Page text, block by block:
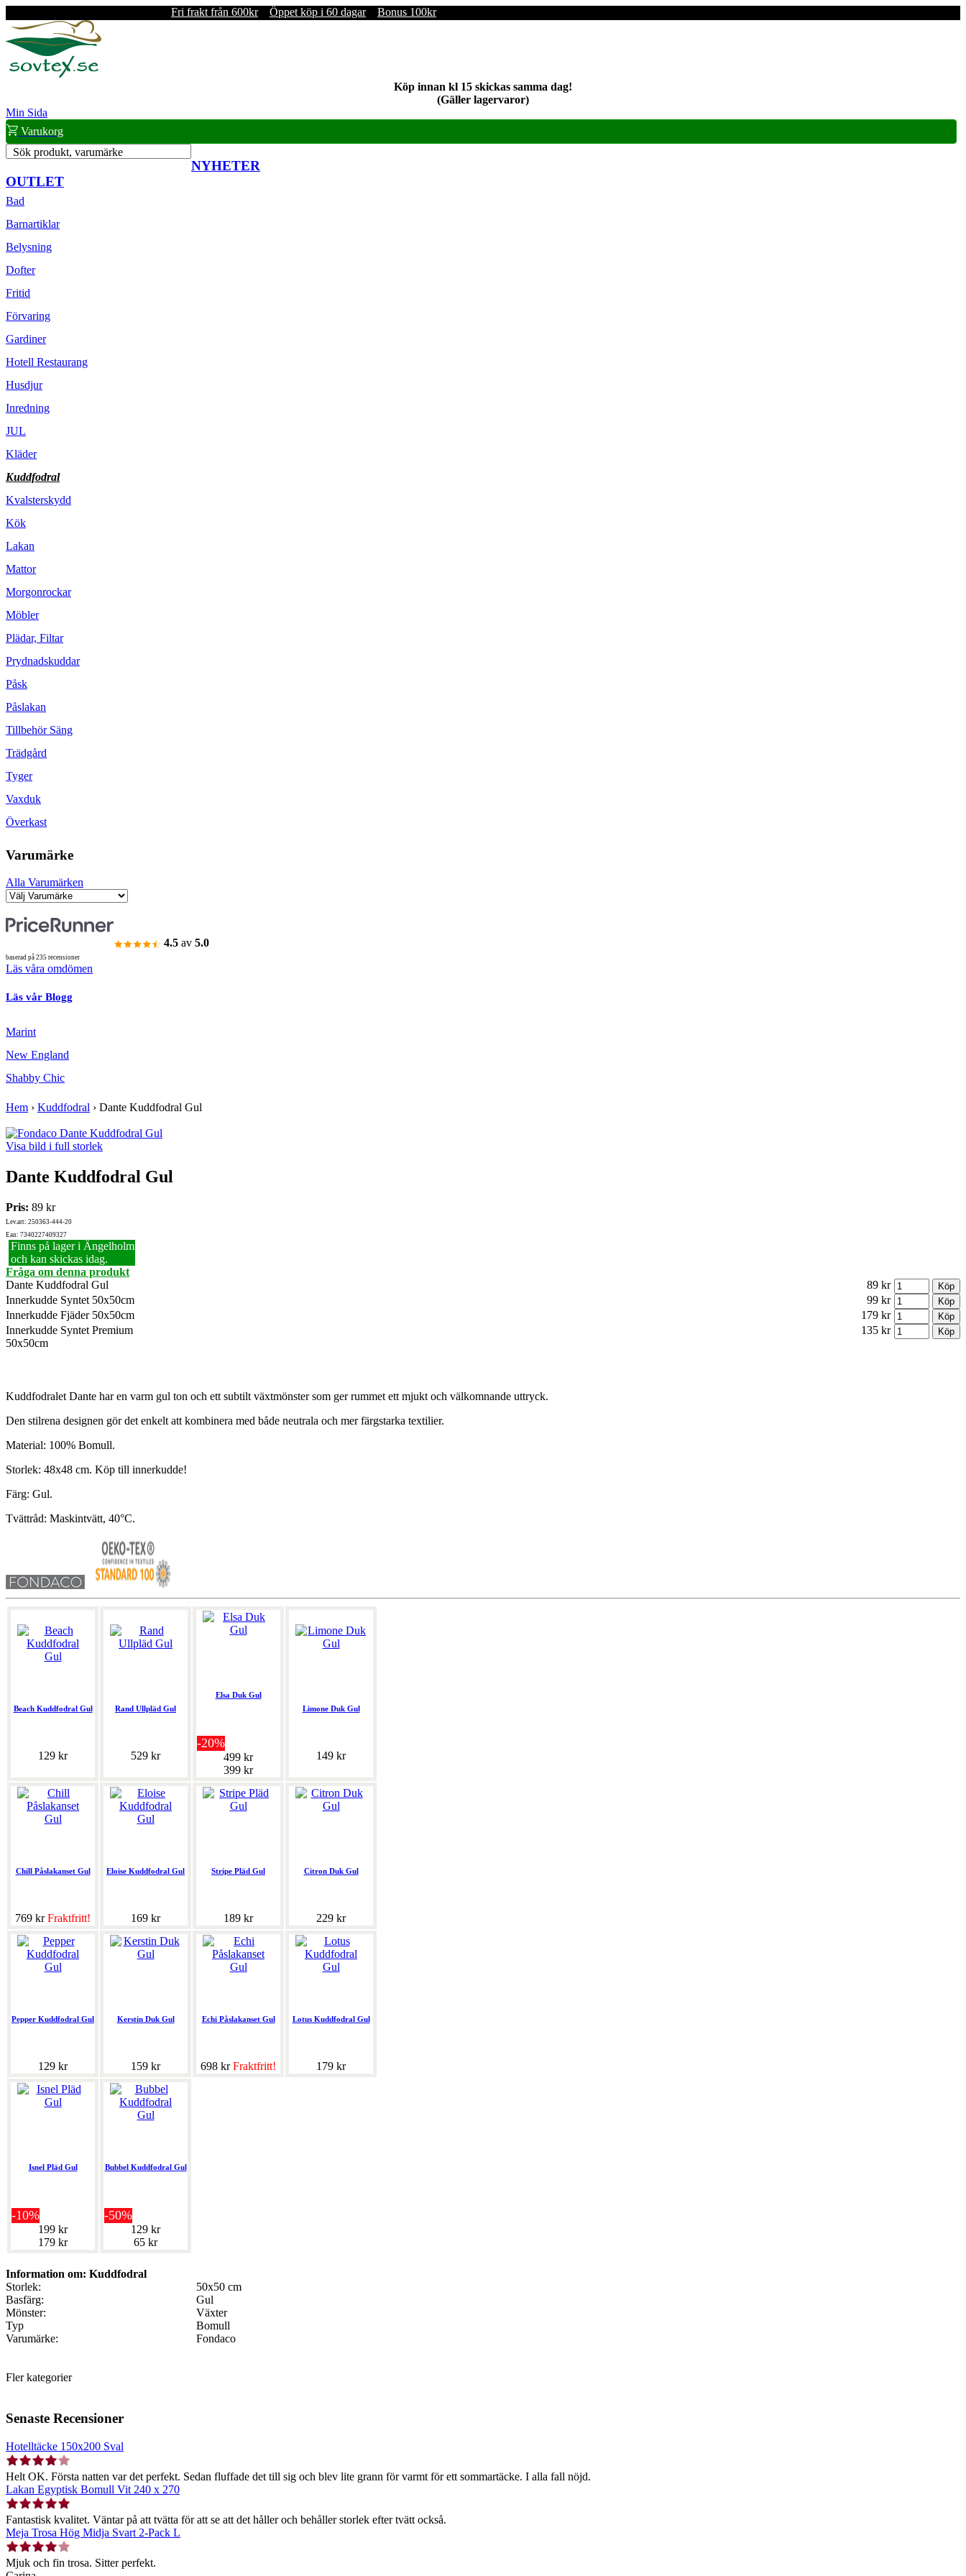
Fri frakt från 600kr Öppet köp i 60 dagar Bonus 100kr
Köp innan kl 15 skickas samma dag!
(Gäller lagervaror)
Min Sida
Varukorg
Sök produkt, varumärke
NYHETER
OUTLET
Bad
Barnartiklar
Belysning
Dofter
Fritid
Förvaring
Gardiner
Hotell Restaurang
Husdjur
Inredning
JUL
Kläder
Kuddfodral
Kvalsterskydd
Kök
Lakan
Mattor
Morgonrockar
Möbler
Plädar, Filtar
Prydnadskuddar
Påsk
Påslakan
Tillbehör Säng
Trädgård
Tyger
Vaxduk
Överkast
Varumärke
Alla Varumärken
4.5 av 5.0
baserad på 235 recensioner
Läs våra omdömen
Läs vår Blogg
Marint
New England
Shabby Chic
Hem › Kuddfodral › Dante Kuddfodral Gul
Visa bild i full storlek
Dante Kuddfodral Gul
Pris: 89 kr
Lev.art: 250363-444-20
Ean: 7340227409327
Finns på lager i Ängelholm
och kan skickas idag.
Fråga om denna produkt
Dante Kuddfodral Gul
89 kr
Innerkudde Syntet 50x50cm
99 kr
Innerkudde Fjäder 50x50cm
179 kr
Innerkudde Syntet Premium
50x50cm
135 kr
Kuddfodralet Dante har en varm gul ton och ett subtilt växtmönster som ger rummet ett mjukt och välkomnande uttryck.
Den stilrena designen gör det enkelt att kombinera med både neutrala och mer färgstarka textilier.
Material: 100% Bomull.
Storlek: 48x48 cm. Köp till innerkudde!
Färg: Gul.
Tvättråd: Maskintvätt, 40°C.
Beach Kuddfodral Gul
129 kr
Rand Ullpläd Gul
529 kr
Elsa Duk Gul
-20%
499 kr
399 kr
Limone Duk Gul
149 kr
Chill Påslakanset Gul
769 krFraktfritt!
Eloise Kuddfodral Gul
169 kr
Stripe Pläd Gul
189 kr
Citron Duk Gul
229 kr
Pepper Kuddfodral Gul
129 kr
Kerstin Duk Gul
159 kr
Echi Påslakanset Gul
698 krFraktfritt!
Lotus Kuddfodral Gul
179 kr
Isnel Pläd Gul
-10%
199 kr
179 kr
Bubbel Kuddfodral Gul
-50%
129 kr
65 kr
Information om: Kuddfodral
Storlek:
50x50 cm
Basfärg:
Gul
Mönster:
Växter
Typ
Bomull
Varumärke:
Fondaco
Fler kategorier
Senaste Recensioner
Hotelltäcke 150x200 Sval
Helt OK. Första natten var det perfekt. Sedan fluffade det till sig och blev lite grann för varmt för ett sommartäcke. I alla fall nöjd.
Lakan Egyptisk Bomull Vit 240 x 270
Fantastisk kvalitet. Väntar på att tvätta för att se att det håller och behåller storlek efter tvätt också.
Meja Trosa Hög Midja Svart 2-Pack L
Mjuk och fin trosa. Sitter perfekt.